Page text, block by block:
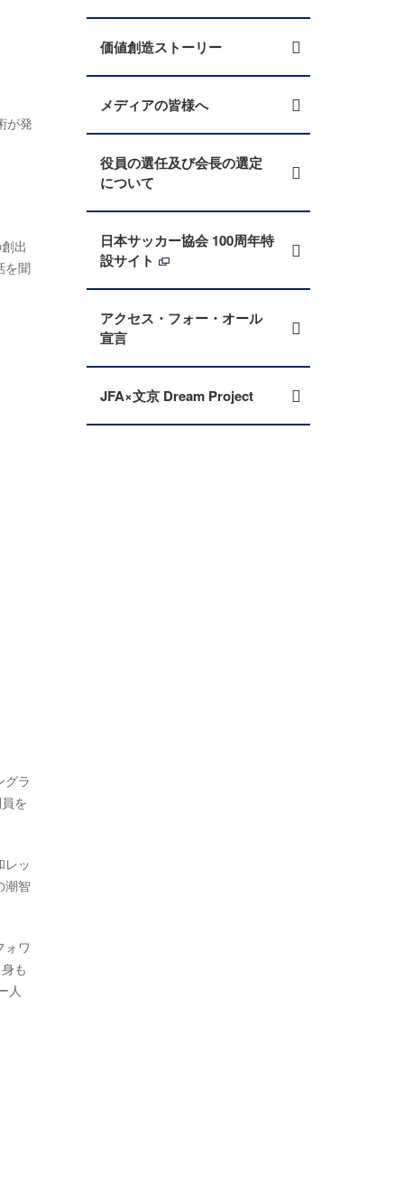
が発
出
を聞
グラ
を
レッ
潮智
ォワ
も
人
価値創造ストーリー
メディアの皆様へ
役員の選任及び会長の選定
について
日本サッカー協会 100周年特
設サイト
アクセス・フォー・オール
宣言
JFA×文京 Dream Project